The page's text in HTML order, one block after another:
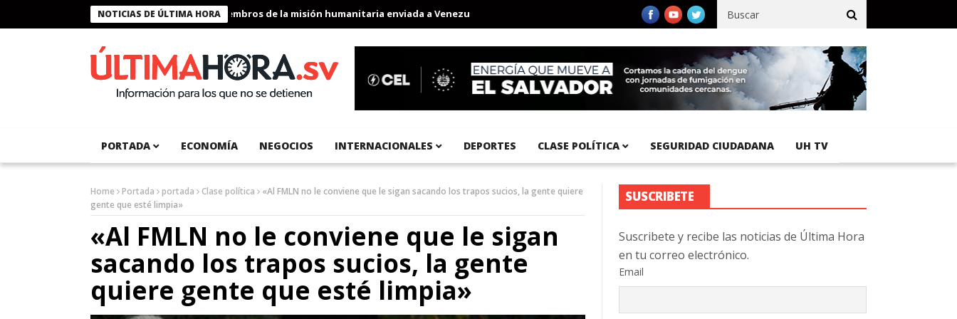
NOTICIAS DE ÚLTIMA HORA
Presidente Bukele condecora a miembros de la misión humanitaria enviada a Venezuela Aeropuerto Internacional del Pacífico registra 92 % de avance en obras de terracería
PORTADA ECONOMÍA NEGOCIOS INTERNACIONALES DEPORTES CLASE POLÍTICA SEGURIDAD CIUDADANA UH TV
Home Portada portada Clase política
«Al FMLN no le conviene que le sigan sacando los trapos sucios, la gente quiere
gente que esté limpia»
«Al FMLN no le conviene que le sigan
sacando los trapos sucios, la gente
quiere gente que esté limpia»
SUSCRIBETE
Suscribete y recibe las noticias de Última Hora
en tu correo electrónico.
Email